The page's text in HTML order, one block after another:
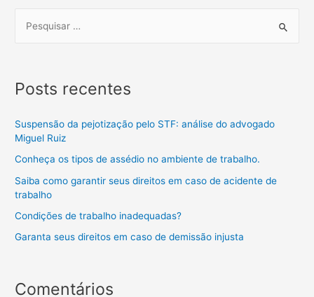
Posts recentes
Suspensão da pejotização pelo STF: análise do advogado
Miguel Ruiz
Conheça os tipos de assédio no ambiente de trabalho.
Saiba como garantir seus direitos em caso de acidente de
trabalho
Condições de trabalho inadequadas?
Garanta seus direitos em caso de demissão injusta
Comentários